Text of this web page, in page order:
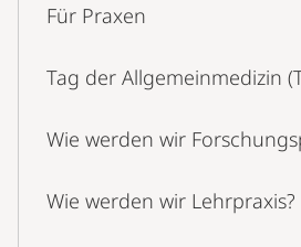
NavigationFür Praxen
Tag der Allgemeinmedizin
Wie werden wir
Wie werden wir Lehrpraxis?